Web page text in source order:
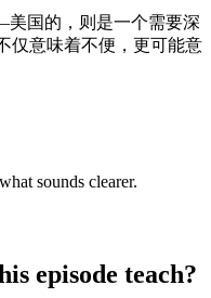
美国的 ， 则 是一个需要深
仅意味着不便 ， 更可能意
sounds clearer.
episode teach?